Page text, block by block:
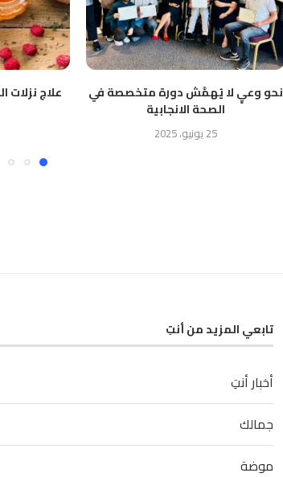
نحو وعيٍ لا يُهمَّش دورة متخصصة في
الصحة الانجابية
25 يونيو، 2025
علاج نزلات
تابعي المزيد من أنتِ
أخبار أنتِ
جمالك
موضة